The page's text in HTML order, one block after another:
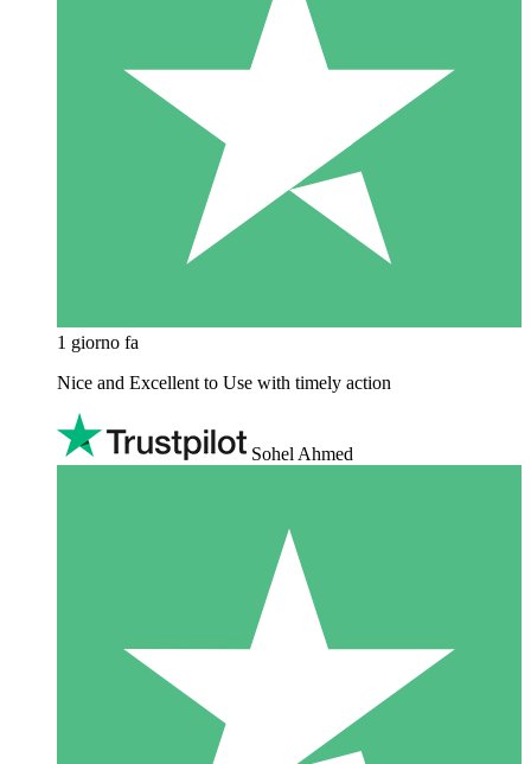
1 giorno fa
Nice and Excellent to Use with timely action
Sohel Ahmed